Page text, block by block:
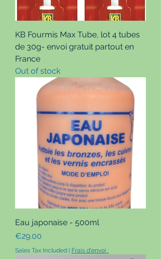
KB Fourmis Max Tube, lot 4 tubes
de 30g- envoi gratuit partout en
France
Out of stock
Eau japonaise - 500ml
Price
€29.00
Sales Tax Included Frais d'envoi :